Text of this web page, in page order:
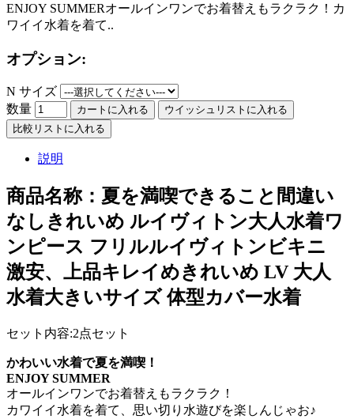
ENJOY SUMMERオールインワンでお着替えもラクラク！カ
ワイイ水着を着て..
オプション:
N サイズ
数量
カートに入れる
ウイッシュリストに入れる
比較リストに入れる
説明
商品名称：夏を満喫できること間違い
なしきれいめ ルイヴィトン大人水着ワ
ンピース フリルルイヴィトンビキニ
激安、上品キレイめきれいめ LV 大人
水着大きいサイズ 体型カバー水着
セット内容:2点セット
かわいい水着で夏を満喫！
ENJOY SUMMER
オールインワンでお着替えもラクラク！
カワイイ水着を着て、思い切り水遊びを楽しんじゃお♪